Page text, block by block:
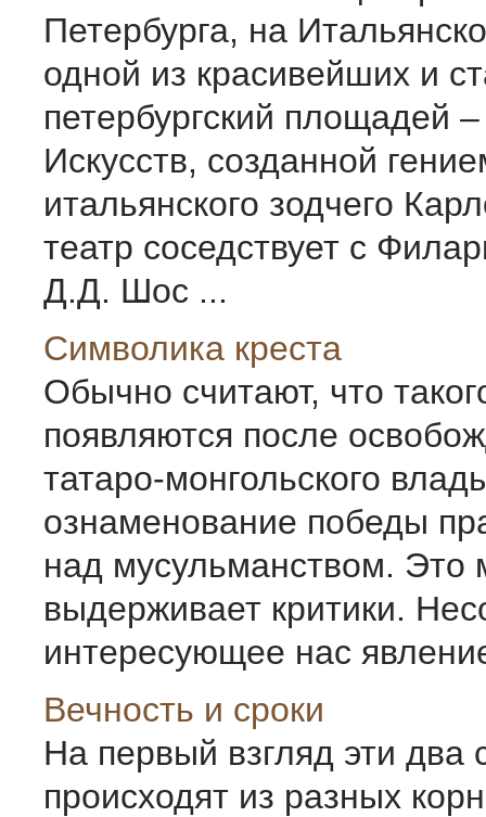
Петербурга, на
одной из красивейших и
петербургский площадей
Искусств, созданной
итальянского зодчего
театр соседствует с
Д.Д. Шос ...
Символика креста
Обычно считают, что
появляются после
татаро-монгольского
ознаменование победы
над мусульманством. Это
выдерживает критики.
интересующее нас
Вечность и сроки
На первый взгляд эти два
происходят из разных